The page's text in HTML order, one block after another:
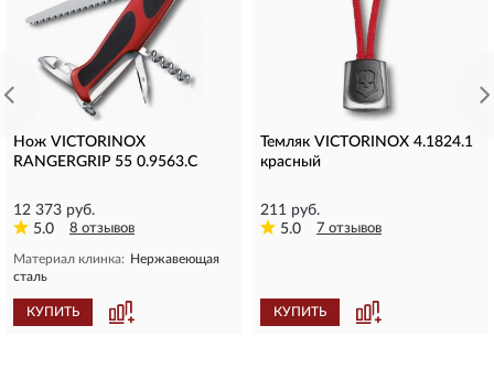
Нож VICTORINOX
RANGERGRIP 55 0.9563.C
12 373 руб.
5.0
8 отзывов
Материал клинка: Нержавеющая
сталь
КУПИТЬ
Темляк VICTORINOX 4.1824.1
красный
211 руб.
5.0
7 отзывов
КУПИТЬ